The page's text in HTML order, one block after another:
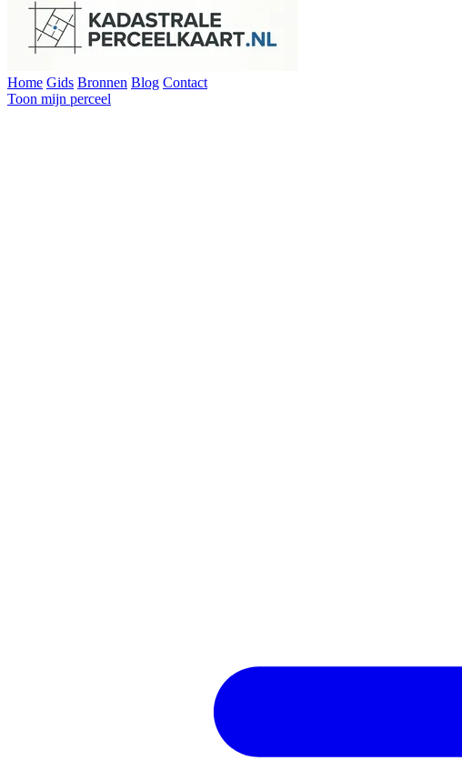
Home Gids Bronnen Blog Contact
Toon mijn perceel